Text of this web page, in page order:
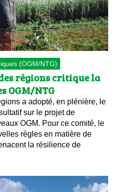
(OGM/NTG)
régions critique la
OGM/NTG
a adopté, en plénière, le
sur le projet de
OGM. Pour ce comité, le
règles en matière de
la résilience de